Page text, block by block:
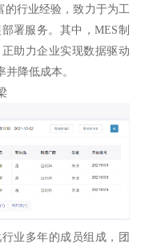
的行业经验，致力于为工
署服务。其中，MES制
助力企业实现数据驱动
降低成本。
业多年的成员组成，团